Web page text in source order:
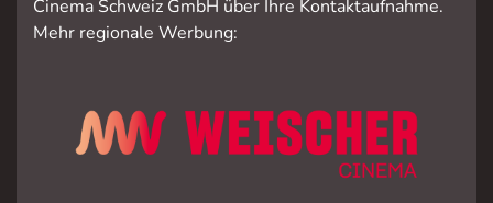
Cinema Schweiz GmbH über Ihre Kontaktaufnahme.
Mehr regionale Werbung: